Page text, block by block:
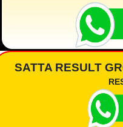
SATTA RESULT